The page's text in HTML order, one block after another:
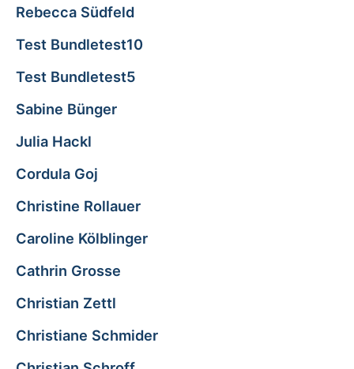
Rebecca Südfeld
Test Bundletest10
Test Bundletest5
Sabine Bünger
Julia Hackl
Cordula Goj
Christine Rollauer
Caroline Kölblinger
Cathrin Grosse
Christian Zettl
Christiane Schmider